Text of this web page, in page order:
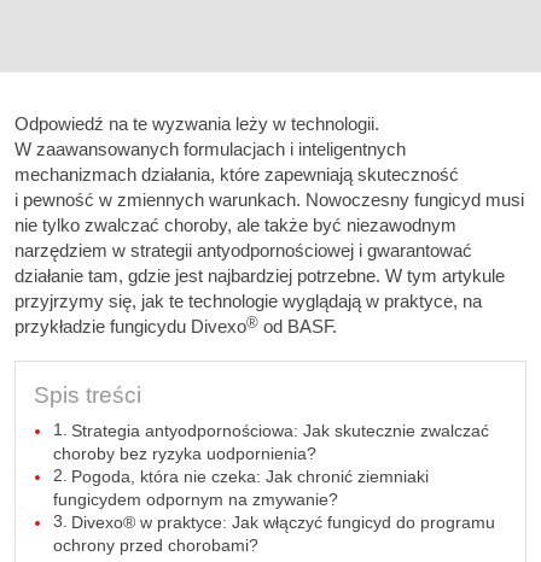
Odpowiedź na te wyzwania leży w technologii.
W zaawansowanych formulacjach i inteligentnych
mechanizmach działania, które zapewniają skuteczność
i pewność w zmiennych warunkach. Nowoczesny fungicyd musi
nie tylko zwalczać choroby, ale także być niezawodnym
narzędziem w strategii antyodpornościowej i gwarantować
działanie tam, gdzie jest najbardziej potrzebne. W tym artykule
przyjrzymy się, jak te technologie wyglądają w praktyce, na
przykładzie fungicydu Divexo® od BASF.
Spis treści
Strategia antyodpornościowa: Jak skutecznie zwalczać
choroby bez ryzyka uodpornienia?
Pogoda, która nie czeka: Jak chronić ziemniaki
fungicydem odpornym na zmywanie?
Divexo® w praktyce: Jak włączyć fungicyd do programu
ochrony przed chorobami?